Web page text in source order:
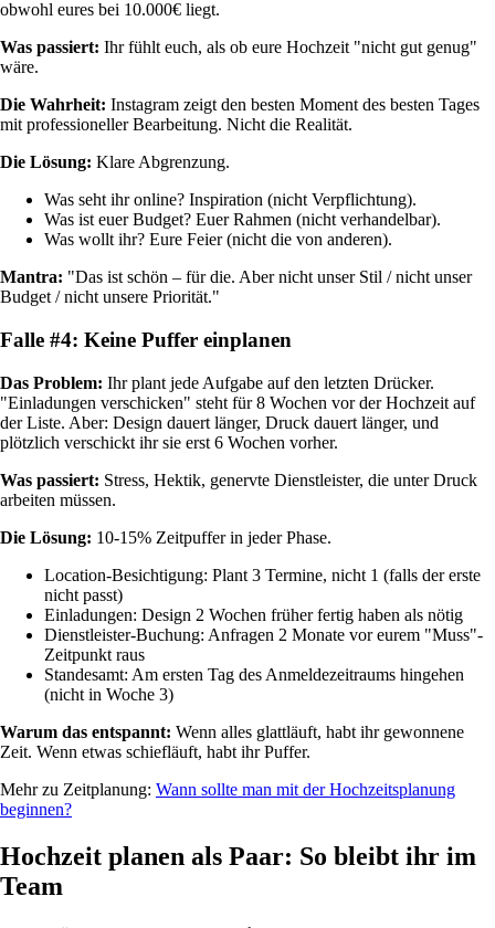
obwohl eures bei 10.000€ liegt.
Was passiert: Ihr fühlt euch, als ob eure Hochzeit "nicht gut genug"
wäre.
Die Wahrheit: Instagram zeigt den besten Moment des besten Tages
mit professioneller Bearbeitung. Nicht die Realität.
Die Lösung: Klare Abgrenzung.
Was seht ihr online? Inspiration (nicht Verpflichtung).
Was ist euer Budget? Euer Rahmen (nicht verhandelbar).
Was wollt ihr? Eure Feier (nicht die von anderen).
Mantra: "Das ist schön – für die. Aber nicht unser Stil / nicht unser
Budget / nicht unsere Priorität."
Falle #4: Keine Puffer einplanen
Das Problem: Ihr plant jede Aufgabe auf den letzten Drücker.
"Einladungen verschicken" steht für 8 Wochen vor der Hochzeit auf
der Liste. Aber: Design dauert länger, Druck dauert länger, und
plötzlich verschickt ihr sie erst 6 Wochen vorher.
Was passiert: Stress, Hektik, genervte Dienstleister, die unter Druck
arbeiten müssen.
Die Lösung: 10-15% Zeitpuffer in jeder Phase.
Location-Besichtigung: Plant 3 Termine, nicht 1 (falls der erste
nicht passt)
Einladungen: Design 2 Wochen früher fertig haben als nötig
Dienstleister-Buchung: Anfragen 2 Monate vor eurem "Muss"-
Zeitpunkt raus
Standesamt: Am ersten Tag des Anmeldezeitraums hingehen
(nicht in Woche 3)
Warum das entspannt: Wenn alles glattläuft, habt ihr gewonnene
Zeit. Wenn etwas schiefläuft, habt ihr Puffer.
Mehr zu Zeitplanung: Wann sollte man mit der Hochzeitsplanung
beginnen?
Hochzeit planen als Paar: So bleibt ihr im
Team